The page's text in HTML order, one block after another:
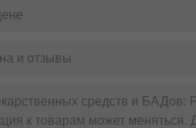
кожу, положительно влияет
в состав крема
и отзывы
средств и
к товарам может меняться.